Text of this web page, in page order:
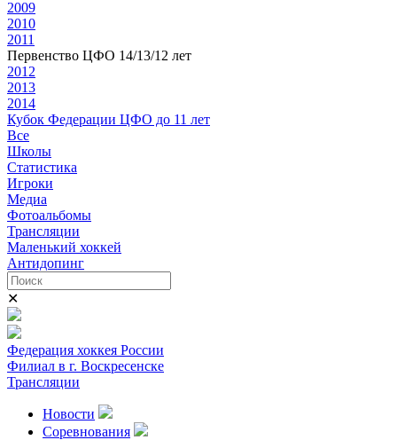
2009
2010
2011
Первенство ЦФО 14/13/12 лет
2012
2013
2014
Кубок Федерации ЦФО до 11 лет
Все
Школы
Статистика
Игроки
Медиа
Фотоальбомы
Трансляции
Маленький хоккей
Антидопинг
✕
Федерация хоккея России
Филиал в г. Воскресенске
Трансляции
Новости
Соревнования